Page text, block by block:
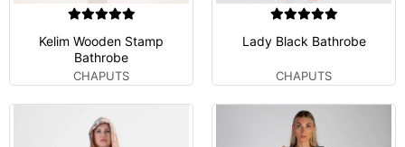
Kelim Wooden Stamp
Bathrobe
CHAPUTS
Lady Black Bathrobe
CHAPUTS